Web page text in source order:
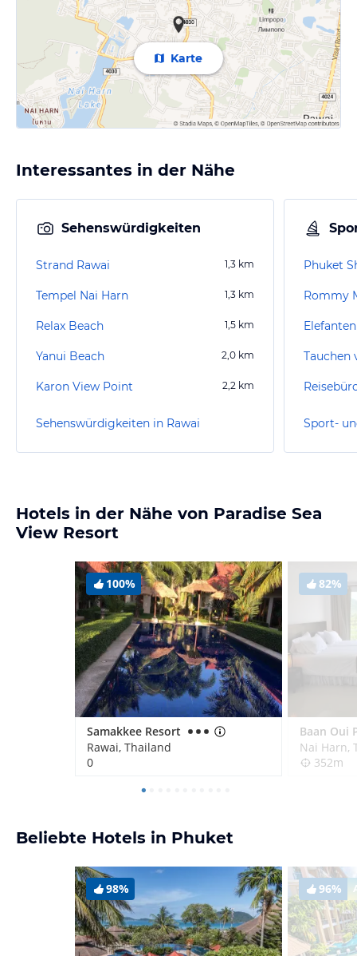
Karte
Interessantes in der Nähe
Sehenswürdigkeiten
Strand Rawai 1,3 km
Tempel Nai Harn 1,3 km
Relax Beach 1,5 km
Yanui Beach 2,0 km
Karon View Point 2,2 km
Sehenswürdigkeiten in Rawai
Phuket
Rommy
Tauchen
Sport-
Hotels in der Nähe von Paradise Sea
View Resort
100%
Samakkee Resort
Rawai, Thailand
0
82%
Nai Harn,
352m
Beliebte Hotels in Phuket
98% 96%